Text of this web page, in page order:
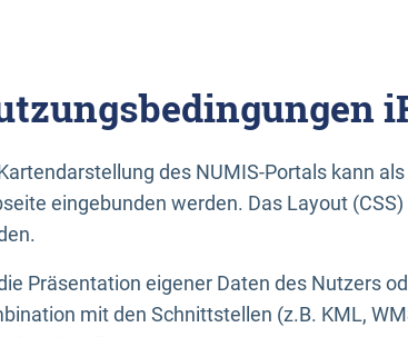
des NUMIS-Portals kann
eingebunden werden. Das Layout
Präsentation eigener Daten des Nutzers
mit den Schnittstellen (z.B. KML,